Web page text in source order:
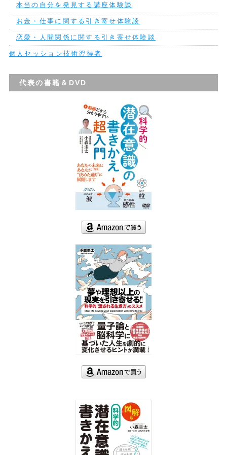
本当の自分を発見する講座体験談
お金・仕事に関する引き寄せ体験談
恋愛・人間関係に関する引き寄せ体験談
個人セッション技術習得者
代表の書籍＆DVD